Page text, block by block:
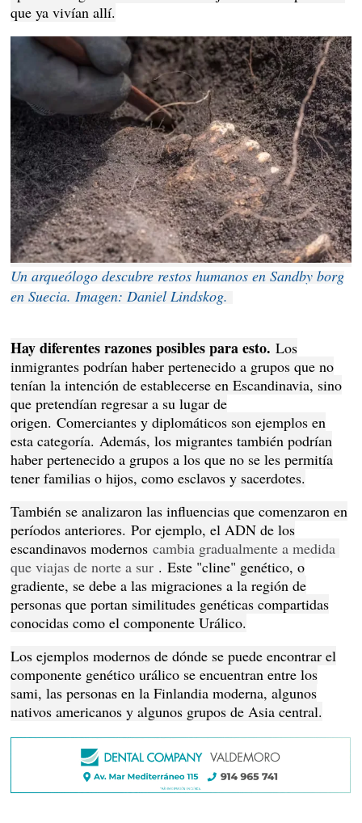
que ya vivían allí.
Un arqueólogo descubre restos humanos en Sandby borg
en Suecia. Imagen: Daniel Lindskog.
Hay diferentes razones posibles para esto.Los
inmigrantes podrían haber pertenecido a grupos que no
tenían la intención de establecerse en Escandinavia, sino
que pretendían regresar a su lugar de
origen.Comerciantes y diplomáticos son ejemplos en
esta categoría.Además, los migrantes también podrían
haber pertenecido a grupos a los que no se les permitía
tener familias o hijos, como esclavos y sacerdotes.
También se analizaron las influencias que comenzaron en
períodos anteriores.Por ejemplo, el ADN de los
escandinavos modernoscambia gradualmente a medida
que viajas de norte a sur .Este "cline" genético, o
gradiente, se debe a las migraciones a la región de
personas que portan similitudes genéticas compartidas
conocidas como el componente Urálico.
Los ejemplos modernos de dónde se puede encontrar el
componente genético urálico se encuentran entre los
sami, las personas en la Finlandia moderna, algunos
nativos americanos y algunos grupos de Asia central.